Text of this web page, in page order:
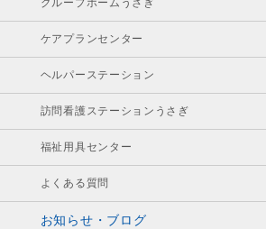
グループホームうさぎ
ケアプランセンター
ヘルパーステーション
訪問看護ステーションうさぎ
福祉用具センター
よくある質問
お知らせ・ブログ